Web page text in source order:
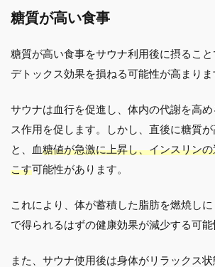
糖質が高い食事
糖質が高い食事をサウナ利用後に摂るこ
デトックス効果を損ねる可能性が高まりま
サウナは血行を促進し、体内の代謝を高
ス作用を促します。しかし、直後に糖質
と、血糖値が急激に上昇し、インスリン
こす可能性があります。
これにより、体が蓄積した脂肪を燃焼し
で得られるはずの健康効果が減少する可能
また、サウナ使用後は身体がリラックス状